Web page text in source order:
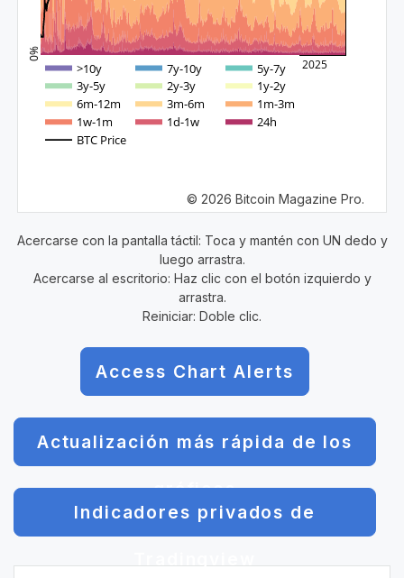
2015 2020 2025
0%
>10y 7y-10y
5y-7y
3y-5y
2y-3y
1y-2y
6m-12m
3m-6m
1m-3m
1w-1m
1d-1w
24h
BTC Price
© 2026 Bitcoin Magazine Pro.
Acercarse con la pantalla táctil: Toca y mantén con UN dedo y
luego arrastra.
Acercarse al escritorio: Haz clic con el botón izquierdo y
arrastra.
Reiniciar: Doble clic.
Access Chart Alerts
Actualización más rápida de los
gráficos
Indicadores privados de